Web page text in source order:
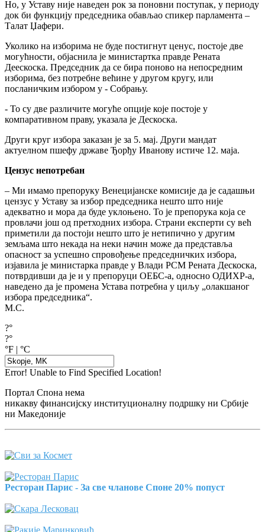
Но, у Уставу није наведен рок за поновни поступак, у периоду
док би функцију председника обављао спикер парламента –
Талат Џафери.
Уколико на изборима не буде постигнут ценус, постоје две
могућности, објаснила је министартка правде Рената
Деескоска. Председник да се бира поново на непосредним
изборима, без потребне већине у другом кругу, или
посланичким избором у - Собрању.
- То су две различите могуће опције које постоје у
компаративном праву, указала је Дескоска.
Други круг избора заказан је за 5. мај. Други мандат
актуелном пшефу државе Ђорђу Иванову истиче 12. маја.
Цензус непотребан
– Ми имамо препоруку Венецијанске комисије да је садашњи
цензус у Уставу за избор председника нешто што није
адекватно и мора да буде уклоњено. То је препорука која се
провлачи још од претходних избора. Страни експерти су већ
приметили да постоји нешто што је нетипично у другим
земљама што некада на неки начин може да представља
опасност за успешно спровођење председничких избора,
изјавила је министарка правде у Влади РСМ Рената Дескоска,
потврдивши да је и у препоруци ОЕБС-а, односно ОДИХР-а,
наведено да је промена Устава потребна у циљу „олакшаног
избора председника“.
М.С.
?°
?°
°F | °C
Error! Unable to Find Specified Location!
Портал Спона нема
никакву финансијску институционалну подршку ни Србије
ни Македоније
Ресторан Парис - За све чланове Споне 20% попуст